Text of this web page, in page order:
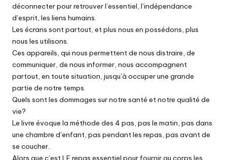
déconnecter pour retrouver l’essentiel, l’indépendance
d’esprit, les liens humains.
Les écrans sont partout, et plus nous en possédons, plus
nous les utilisons.
Ces appareils, qui nous permettent de nous distraire, de
communiquer, de nous informer, nous accompagnent
partout, en toute situation, jusqu’à occuper une grande
partie de notre temps.
Quels sont les dommages sur notre santé et notre qualité de
vie?
Le livre évoque la méthode des 4 pas, pas le matin, pas dans
une chambre d’enfant, pas pendant les repas, pas avant de
se coucher.
Alors que c’est LE repas essentiel pour fournir au corps les